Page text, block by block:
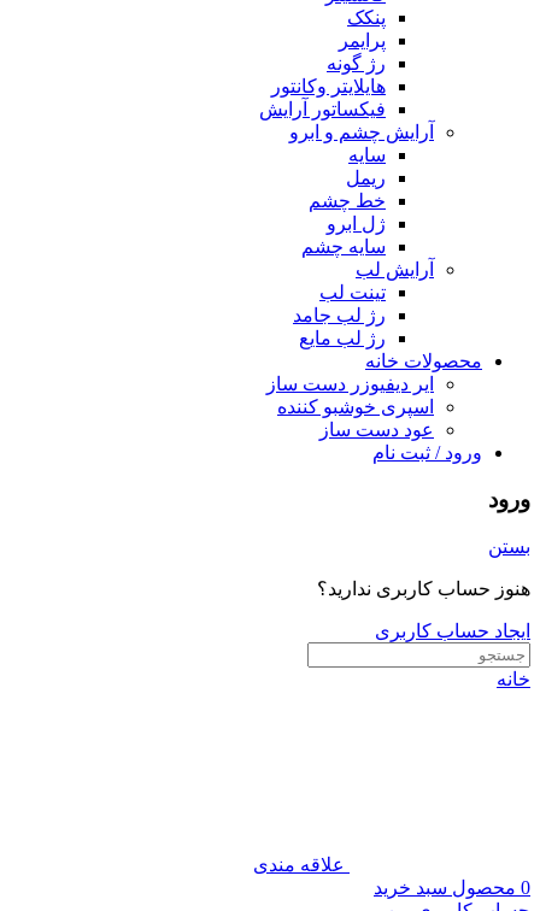
پنکک
پرایمر
رژ گونه
هایلایتر وکانتور
فیکساتور آرایش
آرایش چشم و ابرو
سایه
ریمل
خط چشم
ژل ابرو
سایه چشم
آرایش لب
تینت لب
رژ لب جامد
رژ لب مایع
محصولات خانه
ایر دیفیوزر دست ساز
اسپری خوشبو کننده
عود دست ساز
ورود / ثبت نام
ورود
بستن
هنوز حساب کاربری ندارید؟
ایجاد حساب کاربری
خانه
علاقه مندی
0 محصول سبد خرید